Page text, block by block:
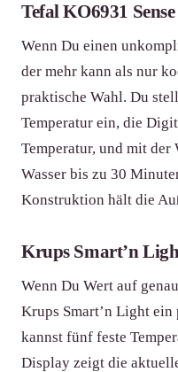
Tefal KO6931 Sense
Wenn Du einen
der mehr kann als nur
praktische Wahl. Du
Temperatur ein, die
Temperatur, und mit
Wasser bis zu 30
Konstruktion hält die
Krups Smart’n
Wenn Du Wert auf
Krups Smart’n Light
kannst fünf feste
Display zeigt die